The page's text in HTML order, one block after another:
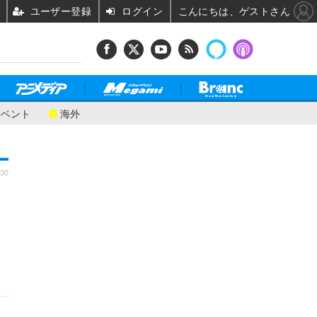
ント 海外
ユーザー登録 ログイン こんにちは、ゲストさん